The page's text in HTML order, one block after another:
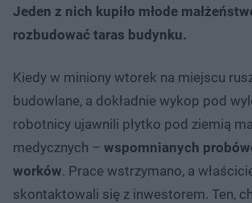
Jeden z nich kupiło młode
rozbudować taras budynku.
Kiedy w miniony wtorek na miejscu
budowlane, a dokładnie wykop pod
robotnicy ujawnili płytko pod ziemią
medycznych – wspomnianych
worków. Prace wstrzymano, a
skontaktowali się z inwestorem. Ten,